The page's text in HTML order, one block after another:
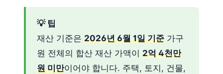
💡 팁
재산 기준은 2026년 6월 1일 기준 가구
원 전체의 합산 재산 가액이 2억 4천만
원 미만이어야 합니다. 주택, 토지, 건물,